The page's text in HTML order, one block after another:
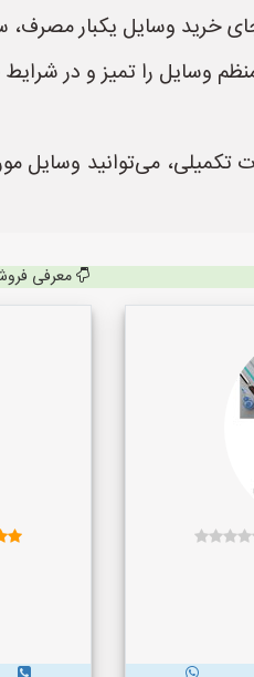
خرید وسایل یکبار مصرف،
وسایل را تمیز و در شرایط
می‌توانید وسایل
معرفی